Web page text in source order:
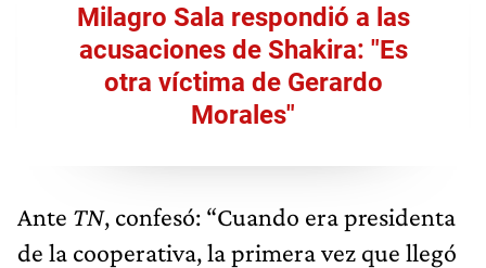
Milagro Sala respondió a las
acusaciones de Shakira: "Es
otra víctima de Gerardo
Morales"
Ante TN, confesó: “Cuando era presidenta
de la cooperativa, la primera vez que llegó